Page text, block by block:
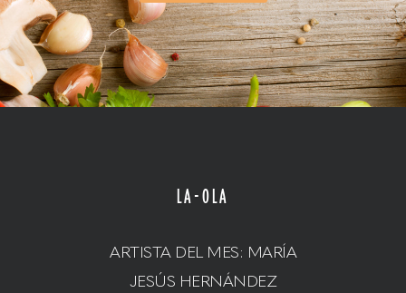
LA-OLA
ARTISTA DEL MES: MARÍA
JESÚS HERNÁNDEZ